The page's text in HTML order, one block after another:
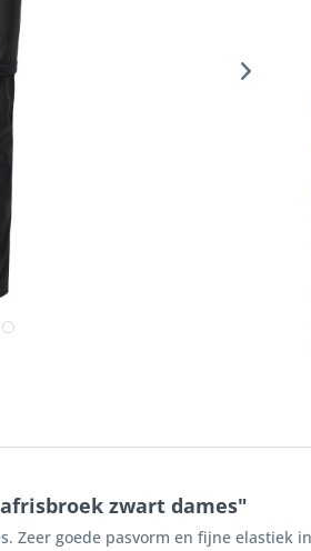
zwart dames"
Zeer goede pasvorm en fijne